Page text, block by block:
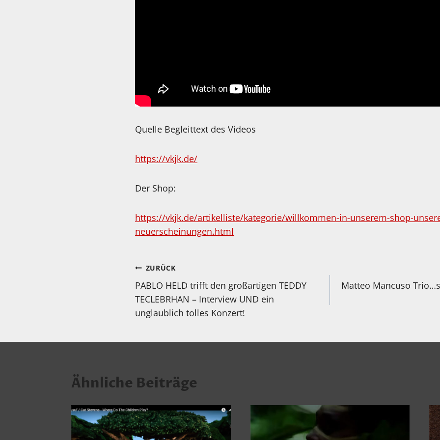
Quelle Begleittext des Videos
https://vkjk.de/
Der Shop:
https://vkjk.de/artikelliste/kategorie/willkommen-in-unserem-shop-
neuerscheinungen.html
Beitragsnavigation
ZURÜCK
PABLO HELD trifft den großartigen TEDDY
TECLEBRHAN – Interview UND ein
unglaublich tolles Konzert!
Matteo Mancuso
Ähnliche Beiträge